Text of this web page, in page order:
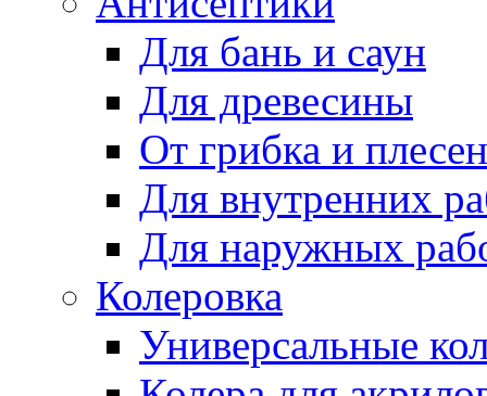
Для бань и саун
Для древесины
От грибка и
Для внутренних
Для наружных
Колеровка
Универсальные